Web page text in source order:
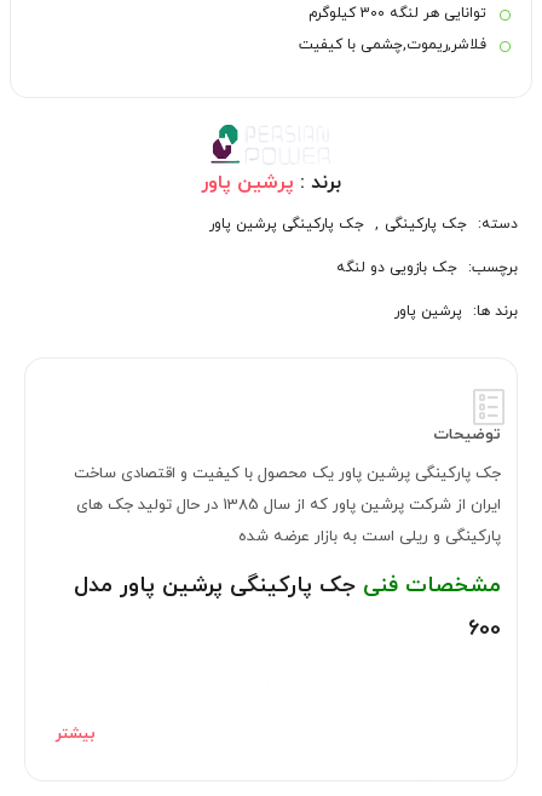
توانایی هر لنگه 300 کیلوگرم
فلاشر,ریموت,چشمی با کیفیت
برند : پرشین پاور
دسته: جک پارکینگی , جک پارکینگی پرشین پاور
برچسب: جک بازویی دو لنگه
برند ها: پرشین پاور
توضیحات
جک پارکینگی پرشین پاور یک محصول با کیفیت و اقتصادی ساخت
ایران از شرکت پرشین پاور که از سال 1385 در حال تولید جک های
پارکینگی و ریلی است به بازار عرضه شده
مشخصات فنی جک پارکینگی پرشین پاور مدل
600